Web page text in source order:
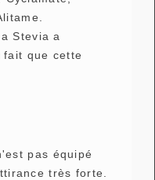
Stevia a
que cette
pas équipé
très forte.